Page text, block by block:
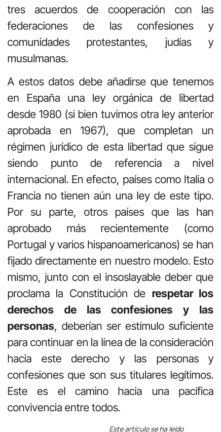
tres acuerdos de cooperación con las
federaciones de las confesiones y
comunidades protestantes, judías y
musulmanas.
A estos datos debe añadirse que tenemos
en España una ley orgánica de libertad
desde 1980 (si bien tuvimos otra ley anterior
aprobada en 1967), que completan un
régimen jurídico de esta libertad que sigue
siendo punto de referencia a nivel
internacional. En efecto, países como Italia o
Francia no tienen aún una ley de este tipo.
Por su parte, otros países que las han
aprobado más recientemente (como
Portugal y varios hispanoamericanos) se han
fijado directamente en nuestro modelo. Esto
mismo, junto con el insoslayable deber que
proclama la Constitución de respetar los
derechos de las confesiones y las
personas, deberían ser estímulo suficiente
para continuar en la línea de la consideración
hacia este derecho y las personas y
confesiones que son sus titulares legítimos.
Este es el camino hacia una pacífica
convivencia entre todos.
Este artículo se ha leído